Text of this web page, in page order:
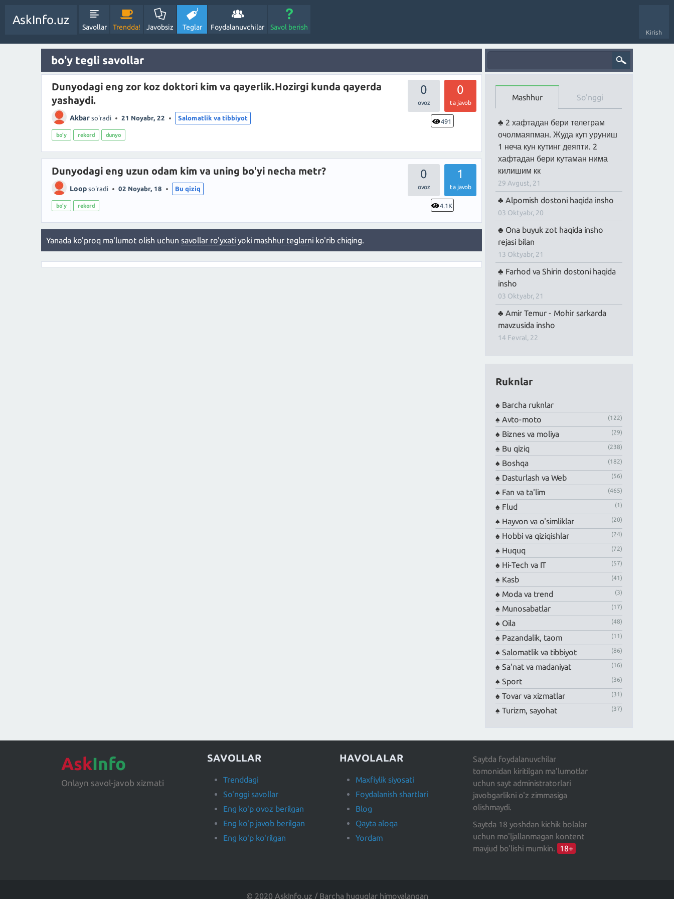
Kirish
AskInfo.uz
Savollar Trendda! Javobsiz Teglar Foydalanuvchilar Savol berish
bo'y tegli savollar
0 0
ta javob
491
Dunyodagi eng zor koz doktori kim va qayerlik.Hozirgi kunda qayerda
yashaydi.
Akbar so'radi 21 Noyabr, 22 Salomatlik va tibbiyot
bo'y rekord dunyo
0 1
ta javob
4.1K
Dunyodagi eng uzun odam kim va uning bo'yi necha metr?
Loop so'radi 02 Noyabr, 18 Bu qiziq
bo'y rekord
Yanada ko'proq ma'lumot olish uchun savollar ro'yxati yoki mashhur teglarni ko'rib chiqing.
Mashhur So'nggi
2 хафтадан бери телеграм
очолмаяпман. Жуда куп уруниш
1 неча кун кутинг деяпти. 2
хафтадан бери кутаман нима
килишим кк
29 Avgust, 21
Alpomish dostoni haqida insho
03 Oktyabr, 20
Ona buyuk zot haqida insho
rejasi bilan
13 Oktyabr, 21
Farhod va Shirin dostoni haqida
insho
03 Oktyabr, 21
Amir Temur - Mohir sarkarda
mavzusida insho
14 Fevral, 22
Ruknlar
Barcha ruknlar
Avto-moto
(122)
Biznes va moliya (29)
Bu qiziq (238)
Boshqa (182)
Dasturlash va Web (56)
Fan va ta'lim (465)
Flud (1)
Hayvon va o'simliklar (20)
Hobbi va qiziqishlar (24)
Huquq (72)
Hi-Tech va IT (57)
Kasb (41)
Moda va trend (3)
Munosabatlar (17)
Oila (48)
Pazandalik, taom (11)
Salomatlik va tibbiyot (86)
Sa'nat va madaniyat (16)
Sport (36)
Tovar va xizmatlar (31)
Turizm, sayohat (37)
AskInfo
Onlayn savol-javob xizmati
SAVOLLAR
Trenddagi
So'nggi savollar
Eng ko'p ovoz berilgan
Eng ko'p javob berilgan
Eng ko'p ko'rilgan
HAVOLALAR
Maxfiylik siyosati
Foydalanish shartlari
Blog
Qayta aloqa
Yordam
Saytda foydalanuvchilar
tomonidan kiritilgan ma'lumotlar
uchun sayt administratorlari
javobgarlikni o'z zimmasiga
olishmaydi.
Saytda 18 yoshdan kichik bolalar
uchun mo'ljallanmagan kontent
mavjud bo'lishi mumkin.
18+
© 2020 AskInfo.uz / Barcha huquqlar himoyalangan